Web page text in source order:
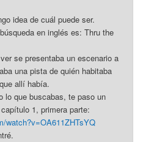
idea de cuál puede ser.
en inglés es: Thru the
se presentaba un escenario a
una pista de quién habitaba
allí había.
lo que buscabas, te paso un
1, primera parte:
watch?v=OA611ZHTsYQ